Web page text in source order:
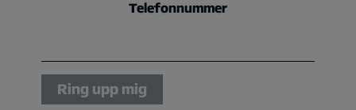
Telefonnummer
Ring upp mig